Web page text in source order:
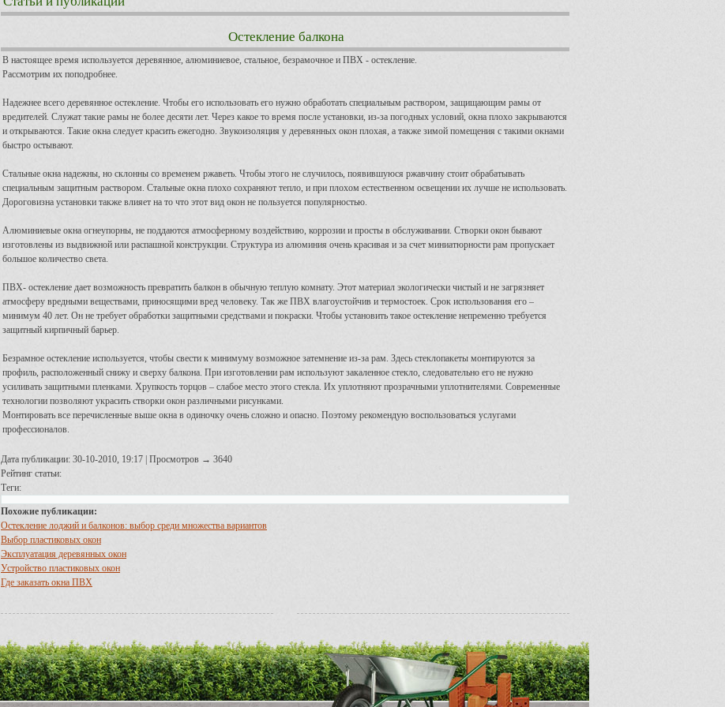
Остекление балкона
В настоящее время используется деревянное, алюминиевое, стальное, безрамочное и ПВХ - остекление.
Рассмотрим их поподробнее.
Надежнее всего деревянное остекление. Чтобы его использовать его нужно обработать специальным раствором, защищающим рамы от
вредителей. Служат такие рамы не более десяти лет. Через какое то время после установки, из-за погодных условий, окна плохо закрываются
и открываются. Такие окна следует красить ежегодно. Звукоизоляция у деревянных окон плохая, а также зимой помещения с такими окнами
быстро остывают.
Стальные окна надежны, но склонны со временем ржаветь. Чтобы этого не случилось, появившуюся ржавчину стоит обрабатывать
специальным защитным раствором. Стальные окна плохо сохраняют тепло, и при плохом естественном освещении их лучше не использовать.
Дороговизна установки также влияет на то что этот вид окон не пользуется популярностью.
Алюминиевые окна огнеупорны, не поддаются атмосферному воздействию, коррозии и просты в обслуживании. Створки окон бывают
изготовлены из выдвижной или распашной конструкции. Структура из алюминия очень красивая и за счет миниатюрности рам пропускает
большое количество света.
ПВХ- остекление дает возможность превратить балкон в обычную теплую комнату. Этот материал экологически чистый и не загрязняет
атмосферу вредными веществами, приносящими вред человеку. Так же ПВХ влагоустойчив и термостоек. Срок использования его –
минимум 40 лет. Он не требует обработки защитными средствами и покраски. Чтобы установить такое остекление непременно требуется
защитный кирпичный барьер.
Безрамное остекление используется, чтобы свести к минимуму возможное затемнение из-за рам. Здесь стеклопакеты монтируются за
профиль, расположенный снижу и сверху балкона. При изготовлении рам используют закаленное стекло, следовательно его не нужно
усиливать защитными пленками. Хрупкость торцов – слабое место этого стекла. Их уплотняют прозрачными уплотнителями. Современные
технологии позволяют украсить створки окон различными рисунками.
Монтировать все перечисленные выше окна в одиночку очень сложно и опасно. Поэтому рекомендую воспользоваться услугами
профессионалов.
Дата публикации: 30-10-2010, 19:17 | Просмотров → 3640
Рейтинг статьи:
Теги:
Похожие публикации:
Остекление лоджий и балконов: выбор среди множества вариантов
Выбор пластиковых окон
Эксплуатация деревянных окон
Устройство пластиковых окон
Где заказать окна ПВХ